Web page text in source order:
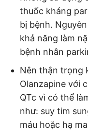
thuốc kháng
bị bệnh.
khả năng làm
bệnh nhân
Nên thận trọng
Olanzapine với
QTc vì có thể
như: suy tim
máu hoặc hạ